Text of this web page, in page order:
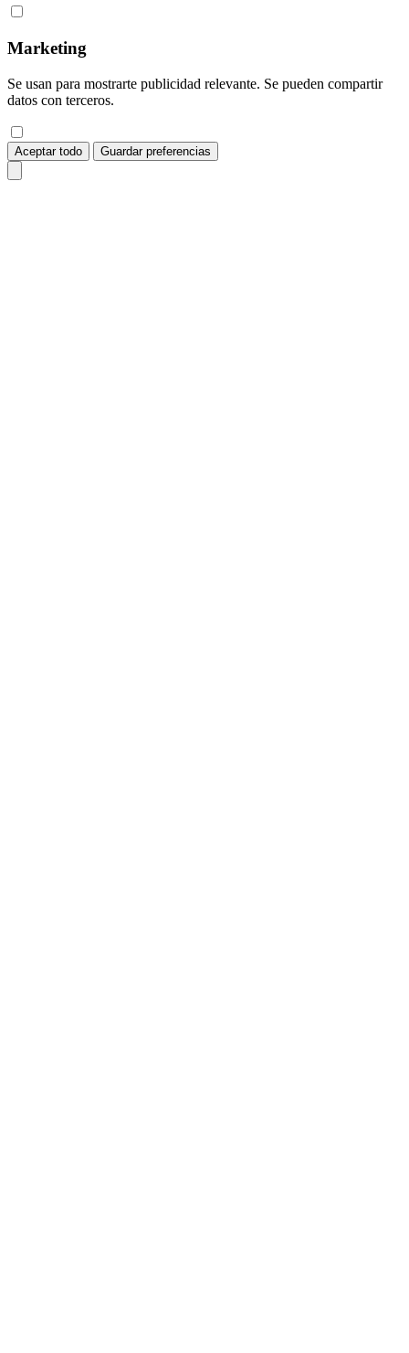
Marketing
Se usan para mostrarte publicidad relevante. Se pueden compartir
datos con terceros.
Aceptar todo Guardar preferencias